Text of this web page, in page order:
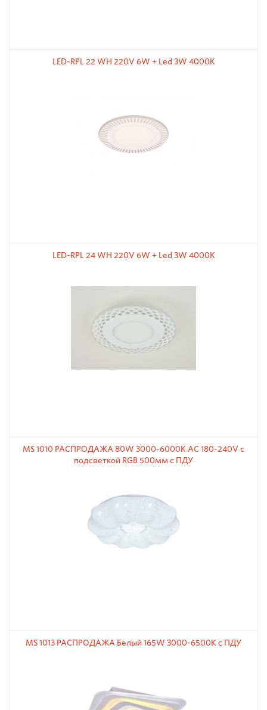
LED-RPL 22 WH 220V 6W + Led 3W 4000K
LED-RPL 24 WH 220V 6W + Led 3W 4000K
MS 1010 РАСПРОДАЖА 80W 3000-6000К АС 180-240V с
подсветкой RGB 500мм с ПДУ
MS 1013 РАСПРОДАЖА Белый 165W 3000-6500К с ПДУ